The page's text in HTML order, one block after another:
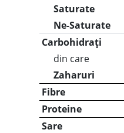
Saturate
Ne-Saturate
Carbohidrați
din care
Zaharuri
Fibre
Proteine
Sare